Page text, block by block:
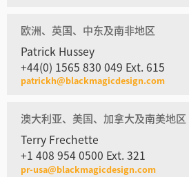
欧洲、英国、中东及南非地区
Patrick Hussey
+44(0) 1565 830 049 Ext. 615
patrickh@blackmagicdesign.com
澳大利亚、美国、加拿大及南美地区
Terry Frechette
+1 408 954 0500 Ext. 321
pr-usa@blackmagicdesign.com